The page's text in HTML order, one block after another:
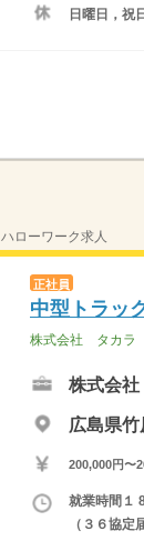
日曜日，祝
ハローワーク求人
正社員
中型トラッ
株式会社 タカラ
株式会
広島県竹
200,000円〜
就業時間１
（３６協定